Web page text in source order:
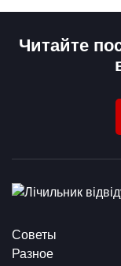
Читайте
Советы
Разное